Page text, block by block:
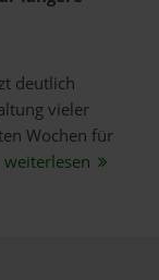
deutlich
vieler
Wochen für
weiterlesen